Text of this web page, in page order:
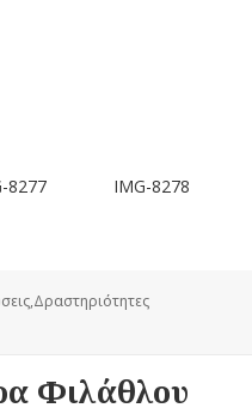
8280 IMG-8272
,Δραστηριότητες
Φιλάθλου